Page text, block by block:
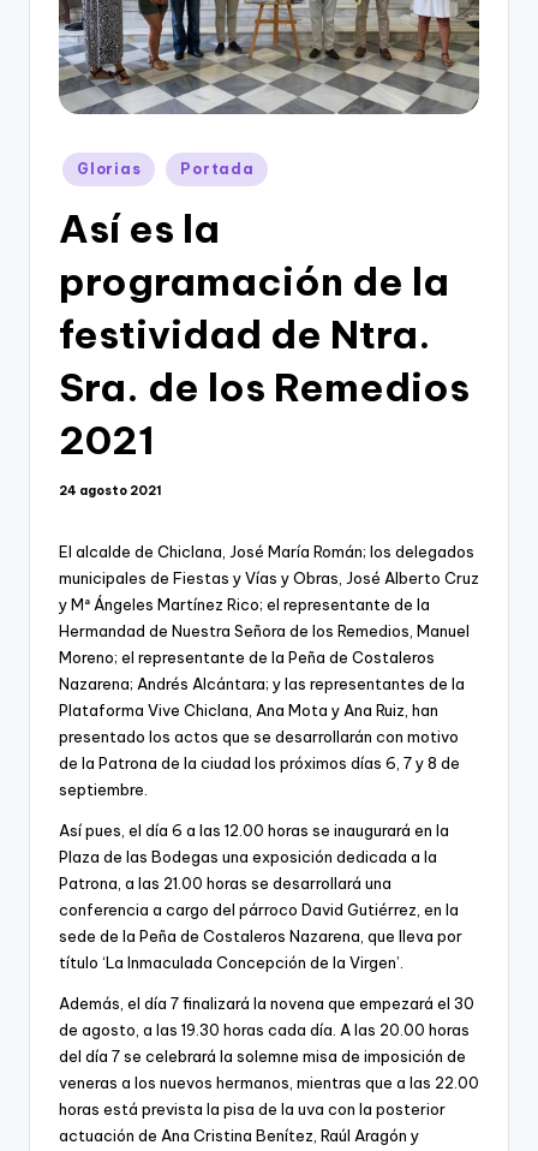
Publicado
en
Glorias Portada
Así es la
programación de la
festividad de Ntra.
Sra. de los Remedios
2021
24 agosto 2021
El alcalde de Chiclana, José María Román; los delegados
municipales de Fiestas y Vías y Obras, José Alberto Cruz
y Mª Ángeles Martínez Rico; el representante de la
Hermandad de Nuestra Señora de los Remedios, Manuel
Moreno; el representante de la Peña de Costaleros
Nazarena; Andrés Alcántara; y las representantes de la
Plataforma Vive Chiclana, Ana Mota y Ana Ruiz, han
presentado los actos que se desarrollarán con motivo
de la Patrona de la ciudad los próximos días 6, 7 y 8 de
septiembre.
Así pues, el día 6 a las 12.00 horas se inaugurará en la
Plaza de las Bodegas una exposición dedicada a la
Patrona, a las 21.00 horas se desarrollará una
conferencia a cargo del párroco David Gutiérrez, en la
sede de la Peña de Costaleros Nazarena, que lleva por
título ‘La Inmaculada Concepción de la Virgen’.
Además, el día 7 finalizará la novena que empezará el 30
de agosto, a las 19.30 horas cada día. A las 20.00 horas
del día 7 se celebrará la solemne misa de imposición de
veneras a los nuevos hermanos, mientras que a las 22.00
horas está prevista la pisa de la uva con la posterior
actuación de Ana Cristina Benítez, Raúl Aragón y